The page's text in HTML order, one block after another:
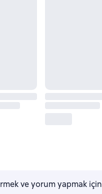
ve yorum yapmak için